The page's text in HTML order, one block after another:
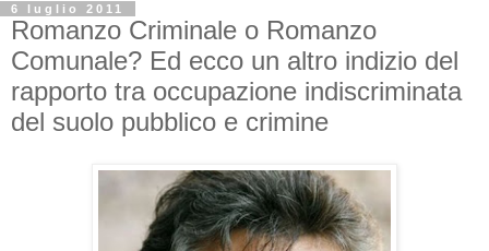
6 luglio 2011
Romanzo Criminale o Romanzo
Comunale? Ed ecco un altro indizio del
rapporto tra occupazione indiscriminata
del suolo pubblico e crimine